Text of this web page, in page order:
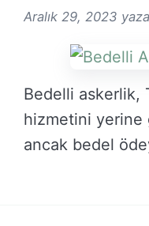
Aralık 29, 2023
Bedelli askerlik,
hizmetini yerine
ancak bedel